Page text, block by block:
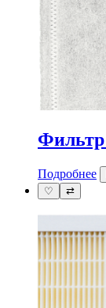
Фильтр
Подробнее
♡
⇄